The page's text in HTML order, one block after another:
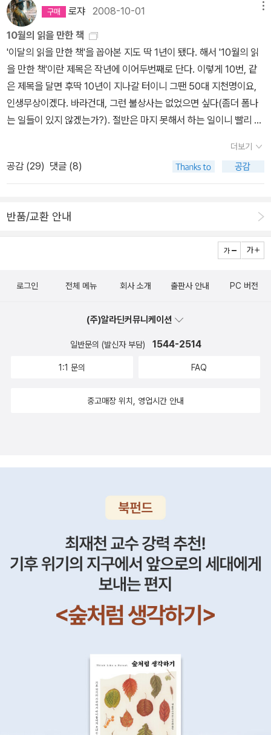
로쟈 2008-10-01
10월의 읽을 만한 책
'이달의 읽을 만한 책'을 꼽아본 지도 딱 1년이 됐다. 해서 '10월의 읽
을 만한 책'이란 제목은 작년에 이어두번째로 단다. 이렇게 10번, 같
은 제목을 달면 후딱 10년이 지나갈 터이니 그땐 50대 지천명이요,
인생무상이겠다. 바라건대, 그런 불상사는 없었으면 싶다(좀더 폼나
는 일들이 있지 않겠는가?). 절반은 마지 못해서 하는 일이니 빨리 해
야별로 3권씩만 꼽는다). 여러 가지 사정상 책읽을 시간이 점점 줄어
들고 있음에도 불구하고 '읽을 만한 책들'을 꼽자니 적개심까지 솟는
다. 책들에게 묻고 싶다. '나오기만 하면 다야?' '니들이 독자를 알어?'
작가 신경숙씨가 꼽은 문학분야의 책은 아모스 오즈의 <숲의 가족>
는 작가다. '아모스 오즈는 이스라엘 출신의 지식인이며 세계적으로
은 저서를 가지고 있으며 이스라엘에서 영향력이 크고 존경을 받는
만 다 읽고 나면 그 울림이 큰 소설이다.' 얇은 소설이므로 더이상은
소개는 옮겨오지 않도록 한다. 곧 시즌이 다가오지만 심심찮게 노벨
사, 1998)을 비롯해서 여러 권이 출간돼 있다. <지하실의 검은표범>
<여자를 안다는 것>(열린책들, 2001/2006)이 눈길을 끈다. 타이틀
규와 리승기(과학), 윤봉춘과 문예봉(영화) 등 각 분야의 대표적인 인
한 책이다. '각 분야의 대표적인 두 사람의 삶을 통해 때로는 남북의
이질성을, 때로는 동질성을 느낄 수 있다'고. 라이벌이라고 하니까 최
근 첫 세 권이 출간된 손세일의 <이승만과 김구>(나남, 2008)이 떠
오른다. 분량으로 미루어보자면, 이승만과 김구에 대한 가장 방대한,
따라서 가장 자세한 평전이 되지 않을까 싶다. 더불어, 콜린 에번스의
<라이벌>(이마고, 2008)도 같은 컨셉의 책이다.'세계사의 흐름을
데, 그 10대 앙숙들의 리스트는 아래와 같다('세계사'의 라이벌이라고
하기엔 시야가 좀 좁긴 하군).엘리자베스 1세 vs 메리 | 종교문제로
위장된 두 여왕의 권력 다툼올리버 크롬웰 vs 찰스 1세 | 지상의 왕과
천상의 왕이 맞붙다애런 버 vs 알렉산더 해밀턴 | 상대방에 대한 음모
와 술수로 결국 자신을 파멸시킨 미국의 두 정객해트필드가 vs 매코
더보기
공감 (29) 댓글 (8)
반품/교환 안내
로그인 전체 메뉴 회사 소개 출판사 안내 PC 버전
(주)알라딘커뮤니케이션
일반문의 (발신자 부담) 1544-2514
1:1 문의 FAQ
중고매장 위치, 영업시간 안내